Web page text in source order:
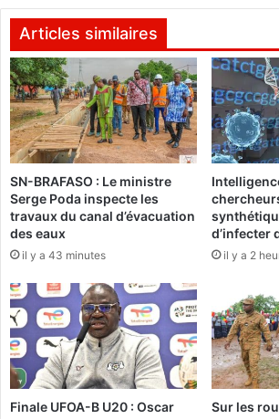
u
h
e
l
:
R
a
p
p
r
o
h
e
m
e
n
t
e
l
d
i
e
s
t
r
o
p
i
c
a
l
s
n
é
g
l
i
g
Articles similaires
SN-BRAFASO : Le ministre
Serge Poda inspecte les
travaux du canal d’évacuation
des eaux
il y a 43 minutes
d’infecter
il y a 2
Finale UFOA-B U20 : Oscar
Sur les